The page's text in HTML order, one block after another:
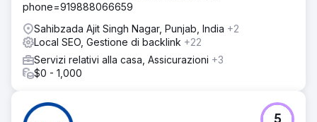
phone=919888066659
Sahibzada Ajit Singh Nagar, Punjab, India +2
Local SEO, Gestione di backlink +22
Servizi relativi alla casa, Assicurazioni +3
$0 - 1,000